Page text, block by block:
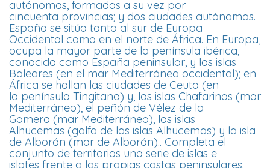
autónomas, formadas a su vez por
cincuenta provincias; y dos ciudades autónomas.
España se sitúa tanto al sur de Europa
Occidental como en el norte de África. En Europa,
ocupa la mayor parte de la península ibérica,
conocida como España peninsular, y las islas
Baleares (en el mar Mediterráneo occidental); en
África se hallan las ciudades de Ceuta (en
la península Tingitana) y, las islas Chafarinas (mar
Mediterráneo), el peñón de Vélez de la
Gomera (mar Mediterráneo), las islas
Alhucemas (golfo de las islas Alhucemas) y la isla
de Alborán (mar de Alborán).. Completa el
conjunto de territorios una serie de islas e
islotes frente a las propias costas peninsulares.